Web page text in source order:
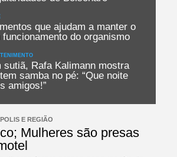
que ajudam a manter o
funcionamento do organismo
sutiã, Rafa Kalimann mostra
samba no pé: “Que noite
amigos!”
E REGIÃO
Mulheres são presas